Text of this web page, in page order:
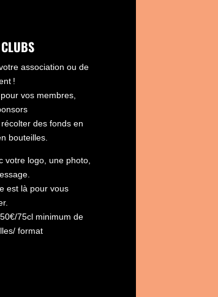
association ou de
!
vos membres,
des fonds en
bouteilles.
votre logo, une photo,
est là pour vous
75cl minimum de
format